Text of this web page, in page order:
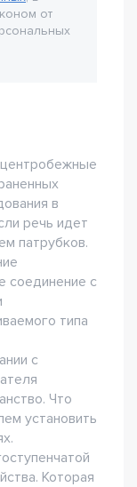
от
в
речь идет
патрубков.
соединение с
типа
с
Что
установить
Которая